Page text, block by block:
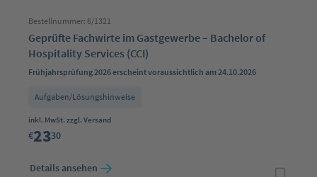
Bestellnummer: 6/1321
Geprüfte Fachwirte im Gastgewerbe – Bachelor of
Hospitality Services (CCI)
Frühjahrsprüfung 2026 erscheint voraussichtlich am 24.10.2026
Aufgaben/Lösungshinweise
Regulärer Preis:
inkl. MwSt. zzgl. Versand
€2330
Details ansehen